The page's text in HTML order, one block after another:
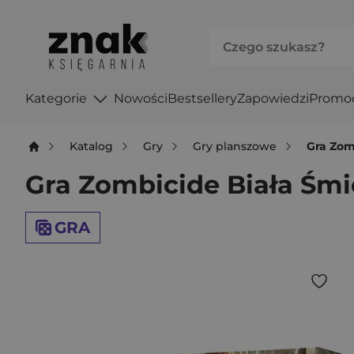
Kategorie NowościBestselleryZapowiedzi
Katalog Gry Gry planszowe Gra
Gra Zombicide Biała
GRA